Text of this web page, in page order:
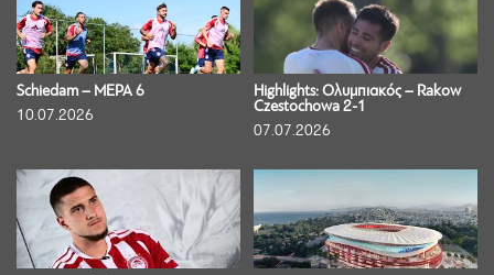
Schiedam – ΜΕΡΑ 6
10.07.2026
Highlights: Ολυμπιακός – Rakow
Czestochowa 2-1
07.07.2026